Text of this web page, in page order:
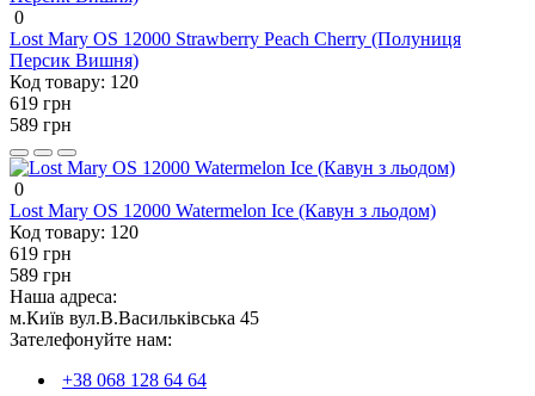
0
Lost Mary OS 12000 Strawberry Peach Cherry (Полуниця
Персик Вишня)
Код товару: 120
619 грн
589 грн
0
Lost Mary OS 12000 Watermelon Ice (Кавун з льодом)
Код товару: 120
619 грн
589 грн
Наша адреса:
м.Київ вул.В.Васильківська 45
Зателефонуйте нам:
+38 068 128 64 64